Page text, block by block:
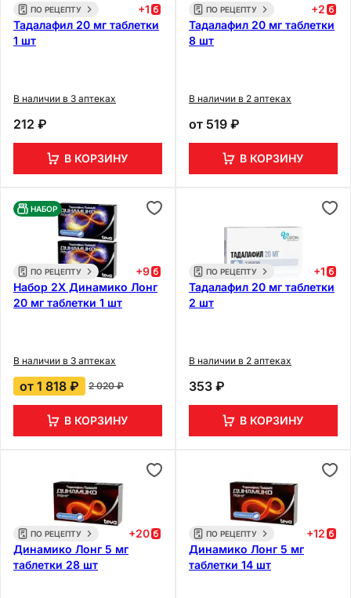
ПО РЕЦЕПТУ +1
Тадалафил 20 мг таблетки
1 шт
В наличии в 3 аптеках
212 ₽
В КОРЗИНУ
ПО РЕЦЕПТУ +2
Тадалафил 20 мг таблетки
8 шт
В наличии в 2 аптеках
от 519 ₽
В КОРЗИНУ
ПО РЕЦЕПТУ
НАБОР
+9
Набор 2Х Динамико Лонг
20 мг таблетки 1 шт
В наличии в 3 аптеках
от 1 818 ₽ 2 020 ₽
В КОРЗИНУ
ПО РЕЦЕПТУ +1
Тадалафил 20 мг таблетки
2 шт
В наличии в 2 аптеках
353 ₽
В КОРЗИНУ
ПО РЕЦЕПТУ +20
Динамико Лонг 5 мг
таблетки 28 шт
ПО РЕЦЕПТУ +12
Динамико Лонг 5 мг
таблетки 14 шт